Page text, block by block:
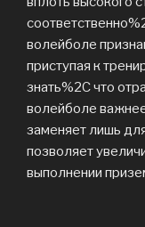
волейболе
приступая к
знать%2C что
волейболе
заменяет лишь
позволяет
выполнении